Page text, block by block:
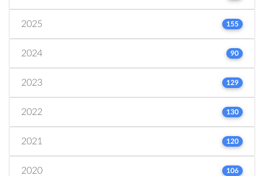
2025 155
2024 90
2023 129
2022 130
2021 120
2020 106